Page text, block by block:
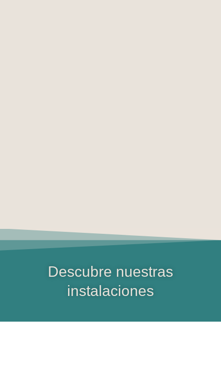
Descubre nuestras
instalaciones